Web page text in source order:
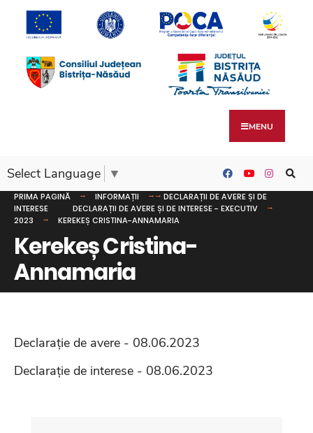
MENU
Select Language ▼
PRIMA PAGINĂ INFORMAȚII
DECLARAȚII DE AVERE ȘI DE
INTERESE
DECLARAȚII DE AVERE ȘI DE INTERESE - EXECUTIV
2023
KEREKEȘ CRISTINA-ANNAMARIA
Kerekeș Cristina-
Annamaria
Declarație de avere - 08.06.2023
Declarație de interese - 08.06.2023